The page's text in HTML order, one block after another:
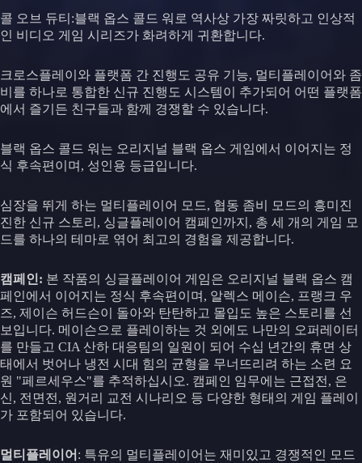
콜 오브 듀티:블랙 옵스 콜드 워로 역사상 가장 짜릿하고 인상적
인 비디오 게임 시리즈가 화려하게 귀환합니다.
크로스플레이와 플랫폼 간 진행도 공유 기능, 멀티플레이어와 좀
비를 하나로 통합한 신규 진행도 시스템이 추가되어 어떤 플랫폼
에서 즐기든 친구들과 함께 경쟁할 수 있습니다.
블랙 옵스 콜드 워는 오리지널 블랙 옵스 게임에서 이어지는 정
식 후속편이며, 성인용 등급입니다.
심장을 뛰게 하는 멀티플레이어 모드, 협동 좀비 모드의 흥미진
진한 신규 스토리, 싱글플레이어 캠페인까지, 총 세 개의 게임 모
드를 하나의 테마로 엮어 최고의 경험을 제공합니다.
캠페인: 본 작품의 싱글플레이어 게임은 오리지널 블랙 옵스 캠
페인에서 이어지는 정식 후속편이며, 알렉스 메이슨, 프랭크 우
즈, 제이슨 허드슨이 돌아와 탄탄하고 몰입도 높은 스토리를 선
보입니다. 메이슨으로 플레이하는 것 외에도 나만의 오퍼레이터
를 만들고 CIA 산하 대응팀의 일원이 되어 수십 년간의 휴면 상
태에서 벗어나 냉전 시대 힘의 균형을 무너뜨리려 하는 소련 요
원 "페르세우스"를 추적하십시오. 캠페인 임무에는 근접전, 은
신, 전면전, 원거리 교전 시나리오 등 다양한 형태의 게임 플레이
가 포함되어 있습니다.
멀티플레이어 : 특유의 멀티플레이어는 재미있고 경쟁적인 모드